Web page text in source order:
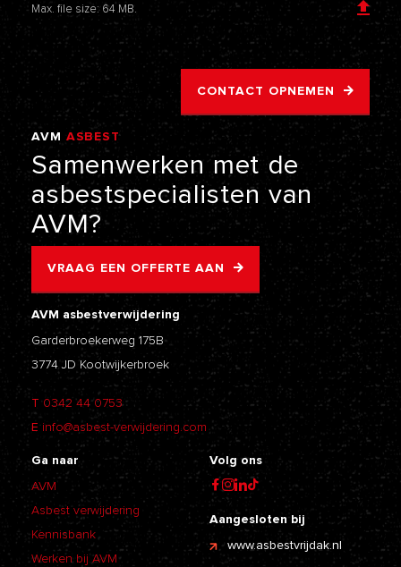
Max. file size: 64 MB.
CONTACT OPNEMEN
AVM ASBEST
VERWIJDERING
Samenwerken met de
asbestspecialisten van
AVM?
VRAAG EEN OFFERTE AAN
AVM asbestverwijdering
Garderbroekerweg 175B
3774 JD Kootwijkerbroek
T 0342 44 0753
E info@asbest-verwijdering.com
Ga naar
AVM
Asbest verwijdering
Kennisbank
Werken bij AVM
Volg ons
Aangesloten bij
www.asbestvrijdak.nl